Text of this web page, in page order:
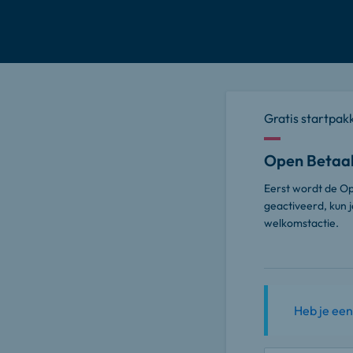
Gratis
Open
Eerst wordt de
geactiveerd, kun
welkomstactie.
Heb je